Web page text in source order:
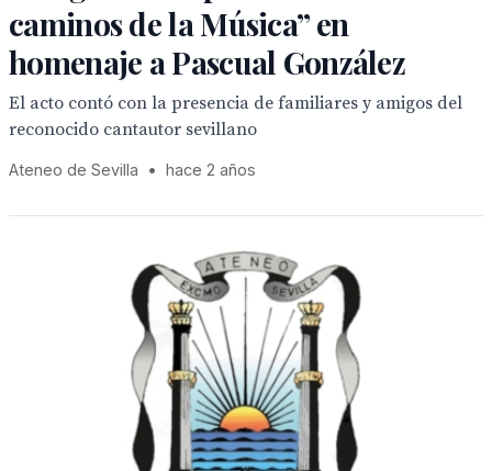
caminos de la Música” en
homenaje a Pascual González
El acto contó con la presencia de familiares y amigos del
reconocido cantautor sevillano
Ateneo de Sevilla • hace 2 años